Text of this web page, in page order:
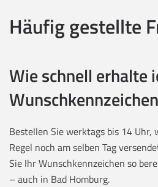
Häufig gestellte
Wie schnell erhalte
Bestellen Sie werktags bis 14
Regel noch am selben Tag
Sie Ihr Wunschkennzeichen so
– auch in Bad Homburg.